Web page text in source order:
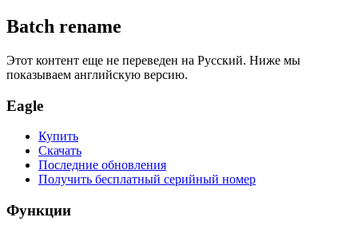
Batch rename
Этот контент еще не переведен на Русский. Ниже мы
показываем английскую версию.
Eagle
Купить
Скачать
Последние обновления
Получить бесплатный серийный номер
Функции